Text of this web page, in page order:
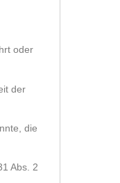
oder
der
die
Abs. 2